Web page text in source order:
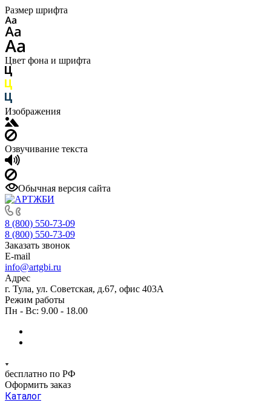
Размер шрифта
Цвет фона и шрифта
Изображения
Озвучивание текста
Обычная версия сайта
8 (800) 550-73-09
8 (800) 550-73-09
Заказать звонок
E-mail
info@artgbi.ru
Адрес
г. Тула, ул. Советская, д.67, офис 403А
Режим работы
Пн - Вс: 9.00 - 18.00
бесплатно по РФ
Оформить заказ
Каталог